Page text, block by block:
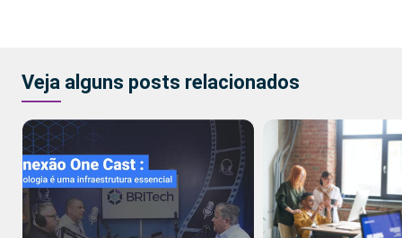
Veja alguns posts relacionados